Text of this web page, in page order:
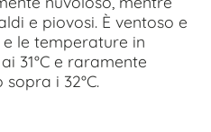
e piovosi. È ventoso e
le temperature in
31°C e raramente
i 32°C.